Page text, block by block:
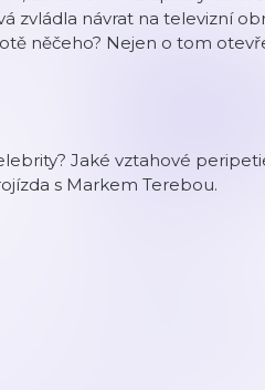
zvládla návrat na televizní
něčeho? Nejen o tom
Jaké vztahové
s Markem Terebou.